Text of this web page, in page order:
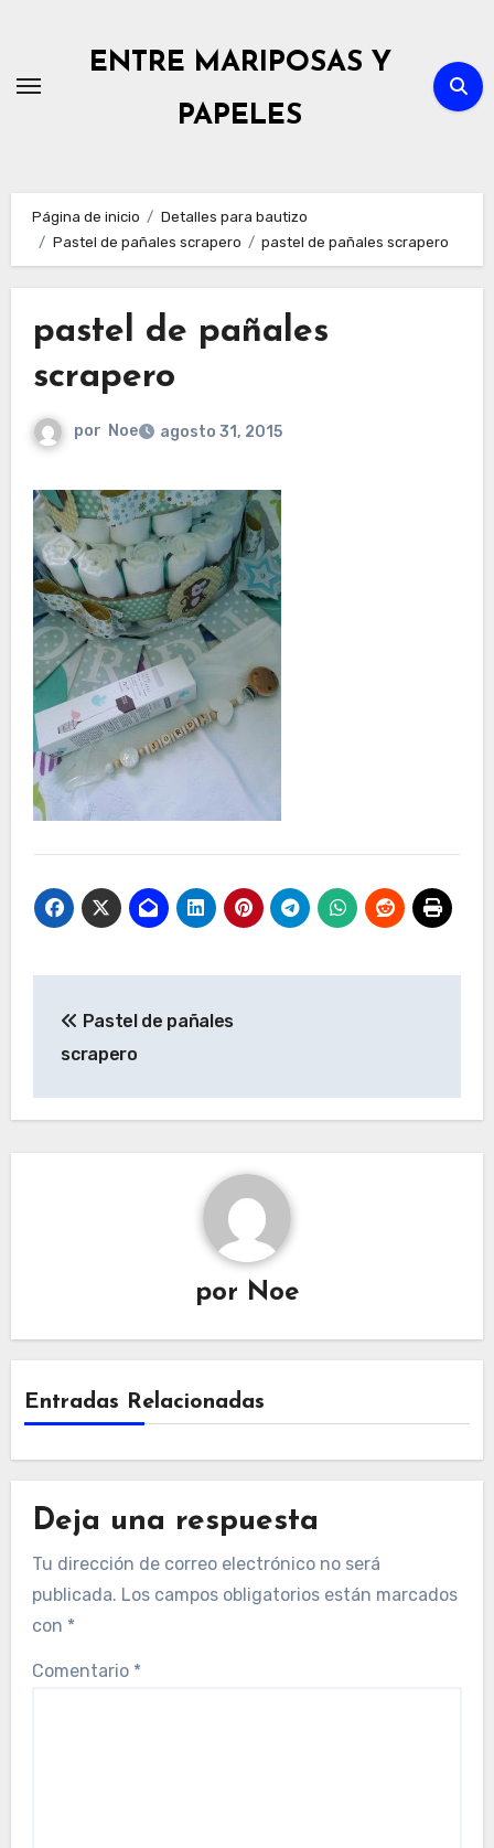
contenido
ENTRE MARIPOSAS Y
PAPELES
Página de inicio
Detalles para bautizo
Pastel de pañales scrapero
pastel de pañales scrapero
pastel de pañales
scrapero
por Noe agosto 31, 2015
de
Pastel de pañales
scrapero
por Noe
Entradas Relacionadas
Deja una respuesta
Tu dirección de correo electrónico no será
publicada. Los campos obligatorios están marcados
con *
Comentario *